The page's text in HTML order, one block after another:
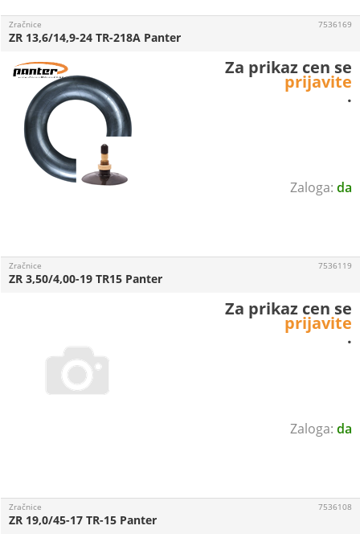
da
Zračnice
ZR 13,6/14,9-24 TR-218A Panter
7536169
Za prikaz cen se
prijavite
.
da
Zračnice
ZR 3,50/4,00-19 TR15 Panter
7536119
Za prikaz cen se
prijavite
.
Zračnice
ZR 19,0/45-17 TR-15 Panter
7536108